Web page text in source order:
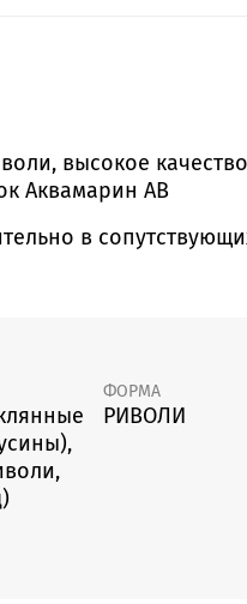
высокое
Аквамарин АВ
в
ФОРМА
РИВОЛИ